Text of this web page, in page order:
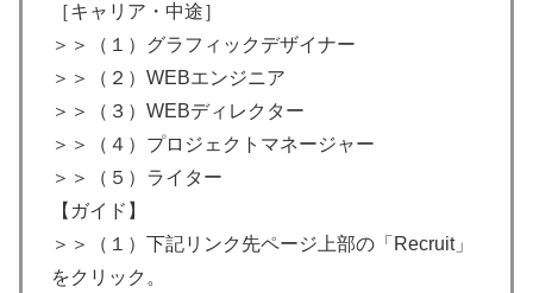
［キャリア・中途］
＞＞（１）グラフィックデザイナー
＞＞（２）WEBエンジニア
＞＞（３）WEBディレクター
＞＞（４）プロジェクトマネージャー
＞＞（５）ライター
【ガイド】
＞＞（１）下記リンク先ページ上部の「Recruit」
をクリック。